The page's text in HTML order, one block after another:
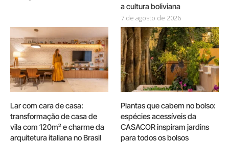
a cultura boliviana
7 de agosto de 2026
Lar com cara de casa:
transformação de casa de
vila com 120m² e charme da
arquitetura italiana no Brasil
Plantas que cabem no bolso:
espécies acessíveis da
CASACOR inspiram jardins
para todos os bolsos